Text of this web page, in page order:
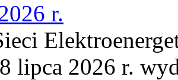
r.
lipca 2026 r.